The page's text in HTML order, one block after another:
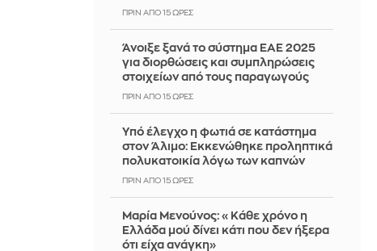
ΠΡΙΝ ΑΠΌ 15 ΏΡΕΣ
Άνοιξε ξανά το σύστημα ΕΑΕ 2025
για διορθώσεις και συμπληρώσεις
στοιχείων από τους παραγωγούς
ΠΡΙΝ ΑΠΌ 15 ΏΡΕΣ
Yπό έλεγχο η φωτιά σε κατάστημα
στον Άλιμο: Εκκενώθηκε προληπτικά
πολυκατοικία λόγω των καπνών
ΠΡΙΝ ΑΠΌ 15 ΏΡΕΣ
Μαρία Μενούνος: «Κάθε χρόνο η
Ελλάδα μού δίνει κάτι που δεν ήξερα
ότι είχα ανάγκη»